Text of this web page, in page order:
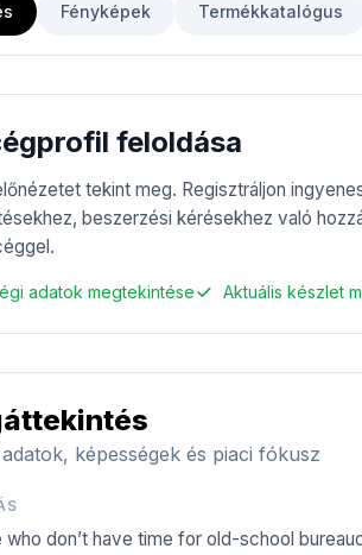
Fényképek Termékkatalógus
feloldása
tekint meg. Regisztráljon
beszerzési kérésekhez való
adatok megtekintése Aktuális készlet
képességek és piaci fókusz
who don’t have time for old-school